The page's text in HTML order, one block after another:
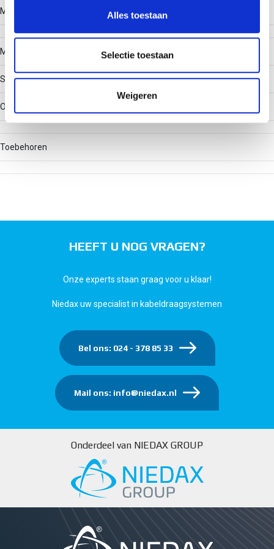
en om ons websiteverkeer te analyseren. Ook delen we
partners voor social media, adverteren en analyse. Deze
partners kunnen deze gegevens combineren met andere
informatie die u aan ze heeft verstrekt of die ze hebben
verzameld op basis van uw gebruik van hun services.
Alles toestaan
Selectie toestaan
Weigeren
Materiaalkwaliteit
Materiaal
Staal
Onderdeel
Toebehoren
HEEFT U NOG VRAGEN?
Onze experts staan graag voor u klaar!
Niedax uw specialist in kabeldraagsystemen
Bel ons: 024 - 378 85 33
Mail ons: info@niedax.nl
Onderdeel van NIEDAX GROUP